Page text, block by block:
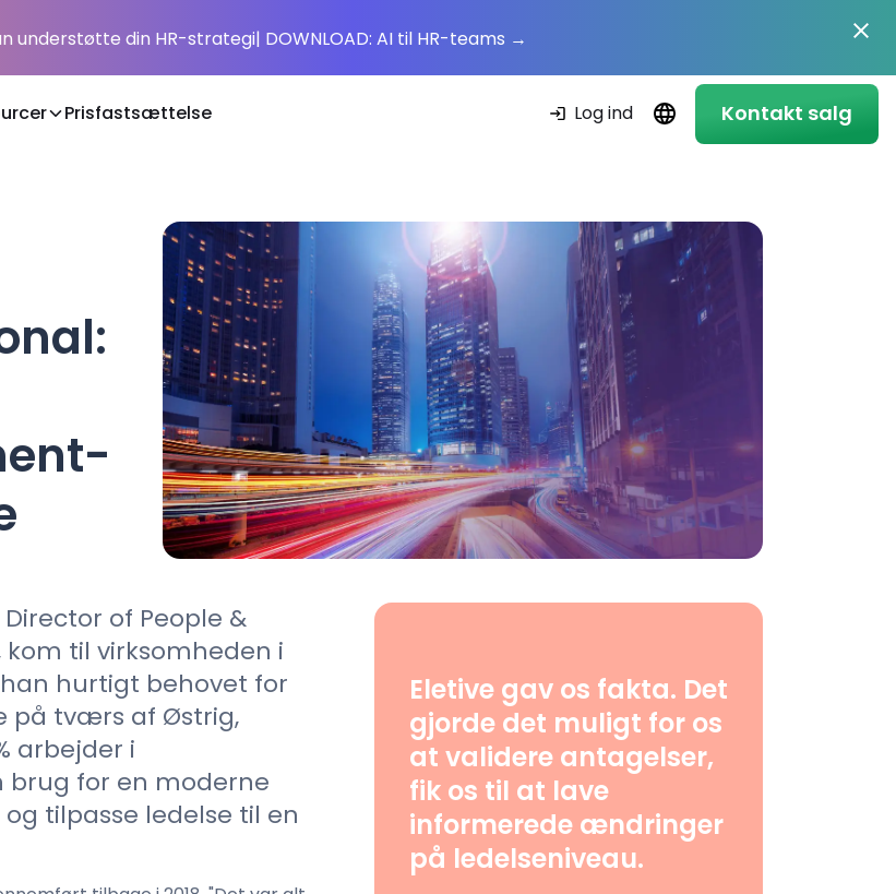
understøtte din HR-strategi| DOWNLOAD: AI til HR-teams →
Prisfastsættelse Log ind Kontakt salg
of People &
til virksomheden i
hurtigt behovet for
på tværs af Østrig,
arbejder i
brug for en moderne
tilpasse ledelse til en
Eletive gav os fakta. Det
gjorde det muligt for os
at validere antagelser,
fik os til at lave
informerede ændringer
på ledelseniveau.